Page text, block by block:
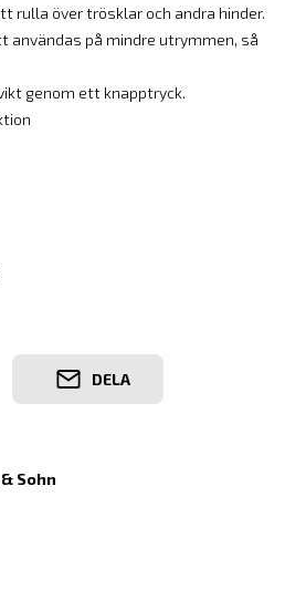
rulla över trösklar och andra hinder.
användas på mindre utrymmen, så
genom ett knapptryck.
DELA
Sohn